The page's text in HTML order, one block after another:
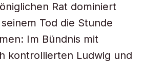
Rat dominiert
Tod die Stunde
Im Bündnis mit
kontrollierten Ludwig und